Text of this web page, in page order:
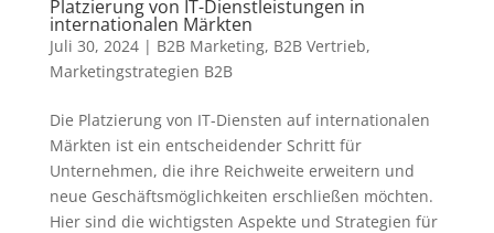
Platzierung von IT-Dienstleistungen in
internationalen Märkten
Juli 30, 2024| B2B Marketing, B2B Vertrieb,
Marketingstrategien B2B
Die Platzierung von IT-Diensten auf internationalen
Märkten ist ein entscheidender Schritt für
Unternehmen, die ihre Reichweite erweitern und
neue Geschäftsmöglichkeiten erschließen möchten.
Hier sind die wichtigsten Aspekte und Strategien für